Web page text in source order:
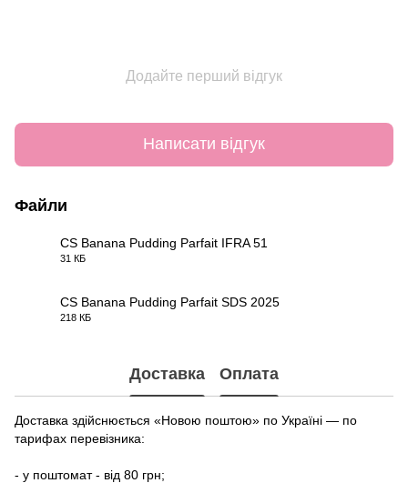
Додайте перший відгук
Написати відгук
Файли
CS Banana Pudding Parfait IFRA 51
31 КБ
CS Banana Pudding Parfait SDS 2025
218 КБ
Доставка Оплата
Доставка здійснюється «Новою поштою» по Україні — по
тарифах перевізника:
- у поштомат - від 80 грн;